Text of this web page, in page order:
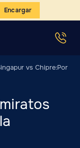
Encargar
vs Chipre:Por